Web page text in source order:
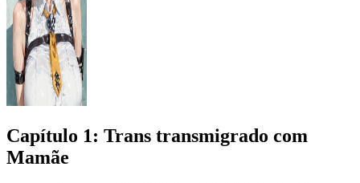
Capítulo 1: Trans transmigrado com
Mamãe